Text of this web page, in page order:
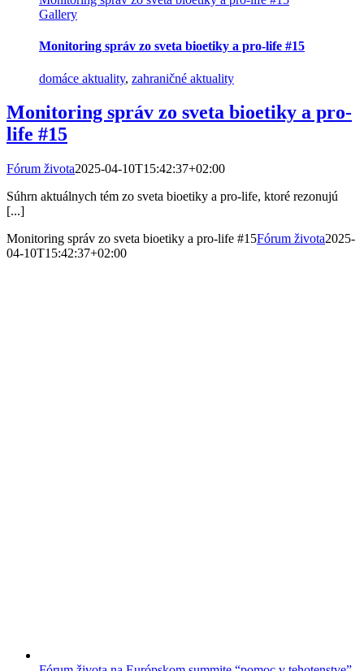
Gallery
Monitoring správ zo sveta bioetiky a pro-life #15
domáce aktuality, zahraničné aktuality
Monitoring správ zo sveta bioetiky a pro-
life #15
Fórum života2025-04-10T15:42:37+02:00
Súhrn aktuálnych tém zo sveta bioetiky a pro-life, ktoré rezonujú
[...]
Monitoring správ zo sveta bioetiky a pro-life #15Fórum života2025-
04-10T15:42:37+02:00